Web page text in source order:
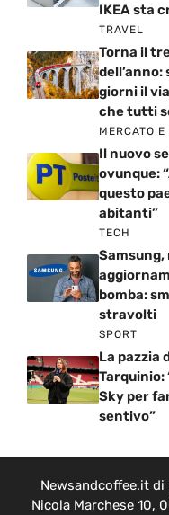
IKEA sta
TRAVEL
Torna il
dell’anno:
giorni il
che tutti
MERCATO
Il nuovo
ovunque:
questo
abitanti”
TECH
Samsung,
bomba:
stravolti
SPORT
La pazzia
Tarquinio:
Sky per
sentivo”
Newsandcoffee.it di
Nicola Marchese 10,